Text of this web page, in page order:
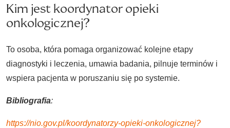
Kim jest koordynator opieki
onkologicznej?
To osoba, która pomaga organizować kolejne etapy
diagnostyki i leczenia, umawia badania, pilnuje terminów i
wspiera pacjenta w poruszaniu się po systemie.
Bibliografia:
https://nio.gov.pl/koordynatorzy-opieki-onkologicznej?